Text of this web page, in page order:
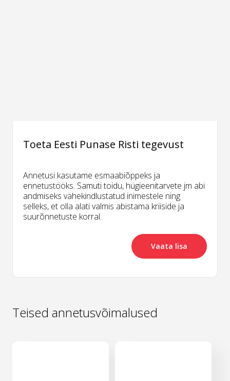
Toeta Eesti Punase Risti tegevust
Annetusi kasutame esmaabiõppeks ja
ennetustööks. Samuti toidu, hügieenitarvete jm abi
andmiseks vähekindlustatud inimestele ning
selleks, et olla alati valmis abistama kriiside ja
suurõnnetuste korral.
Vaata lisa
Teised annetusvõimalused